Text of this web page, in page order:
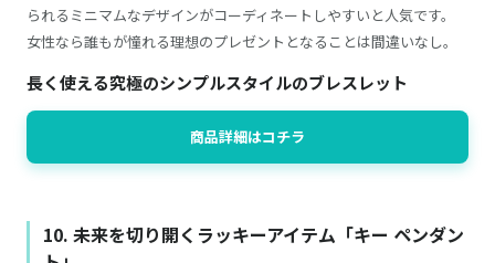
られるミニマムなデザインがコーディネートしやすいと人気です。
女性なら誰もが憧れる理想のプレゼントとなることは間違いなし。
長く使える究極のシンプルスタイルのブレスレット
商品詳細はコチラ
10. 未来を切り開くラッキーアイテム「キー ペンダン